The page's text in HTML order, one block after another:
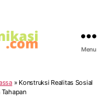
Menu
» Konstruksi Realitas Sosial